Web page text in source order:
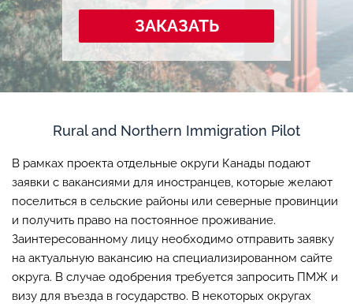
ЗАКАЗАТЬ
Rural and Northern Immigration Pilot
В рамках проекта отдельные округи Канады подают
заявки с вакансиями для иностранцев, которые желают
поселиться в сельские районы или северные провинции
и получить право на постоянное проживание.
Заинтересованному лицу необходимо отправить заявку
на актуальную вакансию на специализированном сайте
округа. В случае одобрения требуется запросить ПМЖ и
визу для въезда в государство. В некоторых округах